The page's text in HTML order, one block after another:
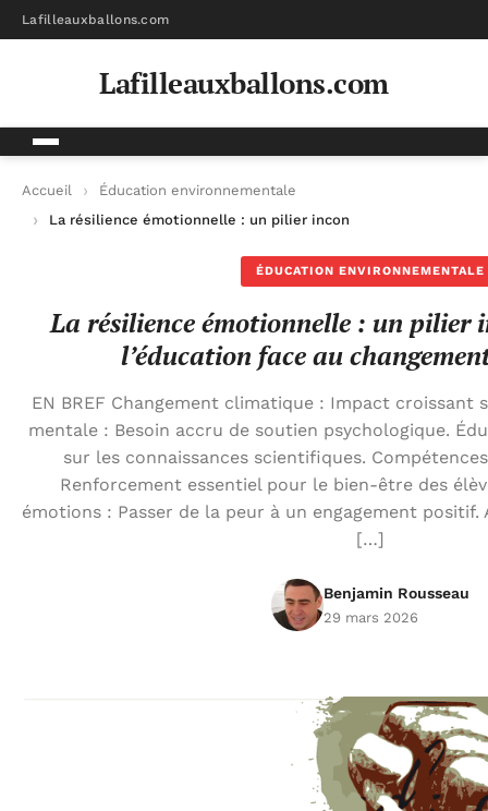
Lafilleauxballons.com
Lafilleauxballons.com
Accueil
Éducation environnementale
La résilience émotionnelle : un pilier incontournable de
ÉDUCATION ENVIRONNEMENTALE
La résilience émotionnelle : un pilier
l’éducation face au
EN BREF Changement climatique : Impact croissant
mentale : Besoin accru de soutien psychologique.
sur les connaissances scientifiques.
Renforcement essentiel pour le bien-être des
émotions : Passer de la peur à un engagement
[…]
Benjamin Rousseau
29 mars 2026